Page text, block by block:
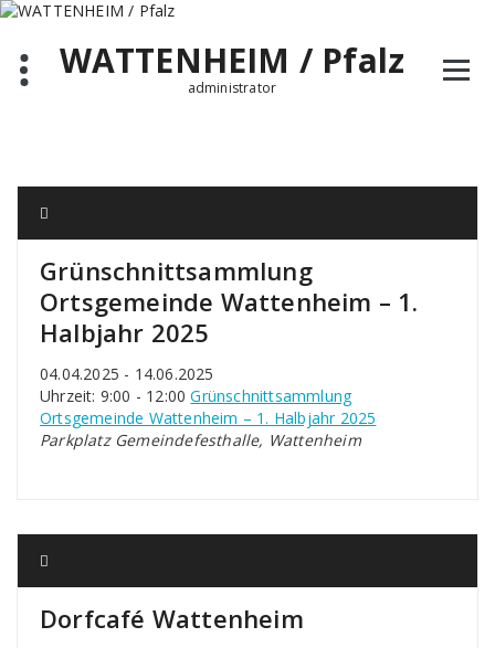
Zum
springenWATTENHEIM / Pfalz
administrator
Grünschnittsammlung
Ortsgemeinde Wattenheim – 1.
Halbjahr 2025
04.04.2025 - 14.06.2025
Uhrzeit: 9:00 - 12:00Grünschnittsammlung
Ortsgemeinde Wattenheim – 1. Halbjahr 2025
Parkplatz Gemeindefesthalle, Wattenheim
Dorfcafé Wattenheim